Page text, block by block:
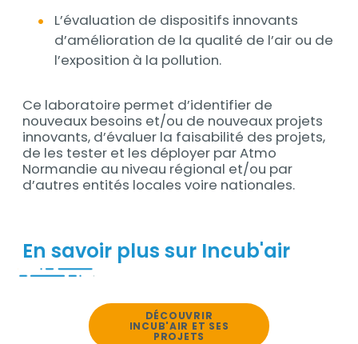
L’évaluation de dispositifs innovants
d’amélioration de la qualité de l’air ou de
l’exposition à la pollution.
Ce laboratoire permet d’identifier de
nouveaux besoins et/ou de nouveaux projets
innovants, d’évaluer la faisabilité des projets,
de les tester et les déployer par Atmo
Normandie au niveau régional et/ou par
d’autres entités locales voire nationales.
En savoir plus sur Incub'air
DÉCOUVRIR
INCUB'AIR ET SES
PROJETS